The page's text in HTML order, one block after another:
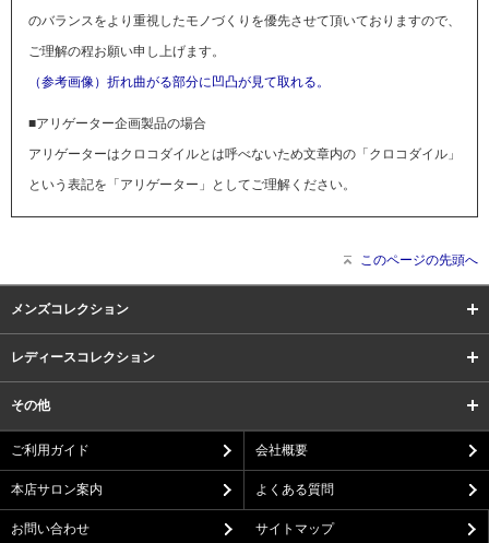
のバランスをより重視したモノづくりを優先させて頂いておりますので、
ご理解の程お願い申し上げます。
（参考画像）折れ曲がる部分に凹凸が見て取れる。
■アリゲーター企画製品の場合
アリゲーターはクロコダイルとは呼べないため文章内の「クロコダイル」
という表記を「アリゲーター」としてご理解ください。
このページの先頭へ
メンズコレクション
レディースコレクション
その他
ご利用ガイド 会社概要
本店サロン案内 よくある質問
お問い合わせ サイトマップ